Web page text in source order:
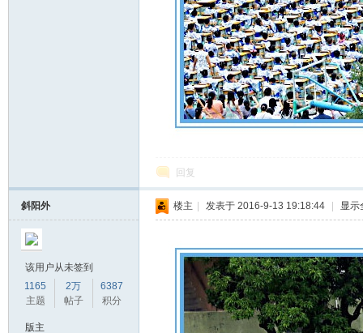
回复
斜阳外
该用户从未签到
1165
主题
2万
帖子
6387
积分
版主
楼主 发表于 2016-9-13 19:18:44 显示